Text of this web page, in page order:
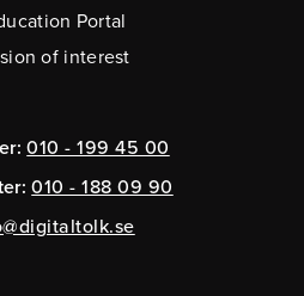
Portal
of interest
010 - 199 45 00
010 - 188 09 90